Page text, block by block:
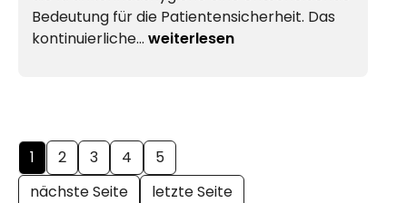
Bedeutung für die Patientensicherheit. Das
kontinuierliche… weiterlesen
1 2 3 4
5
nächste Seite
letzte Seite